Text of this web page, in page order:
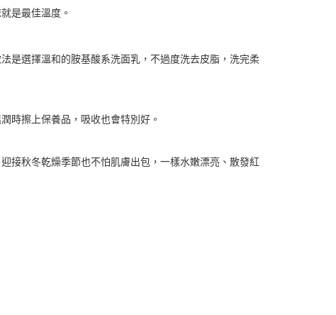
是最佳溫度。
是選擇溫和的胺基酸系洗面乳，不過度洗去皮脂，洗完柔
時擦上保養品，吸收也會特別好。
接秋冬乾燥季節也不怕肌膚出包，一樣水嫩漂亮、散發紅